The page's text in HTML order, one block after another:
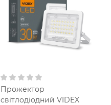
Прожектор
світлодіодний VIDEX